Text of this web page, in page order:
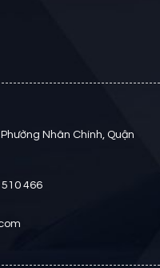
Nhân Chính, Quận
466